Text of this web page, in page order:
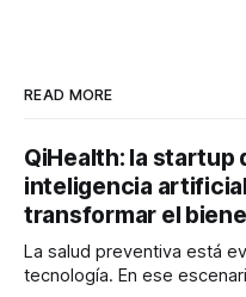
READ MORE
QiHealth: la startup
inteligencia
transformar el
La salud preventiva está
tecnología. En ese